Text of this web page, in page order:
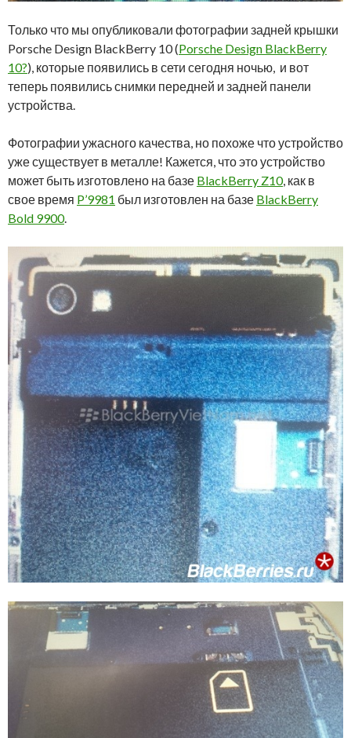
Только что мы опубликовали фотографии задней крышки
Porsche Design BlackBerry 10 (Porsche Design BlackBerry
10?), которые появились в сети сегодня ночью, и вот
теперь появились снимки передней и задней панели
устройства.
Фотографии ужасного качества, но похоже что устройство
уже существует в металле! Кажется, что это устройство
может быть изготовлено на базе BlackBerry Z10, как в
свое время P’9981 был изготовлен на базе BlackBerry
Bold 9900.